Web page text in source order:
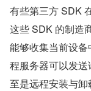
有些第三方 SDK
这些 SDK 的制造
能够收集当前设
程服务器可以发
至是远程安装与